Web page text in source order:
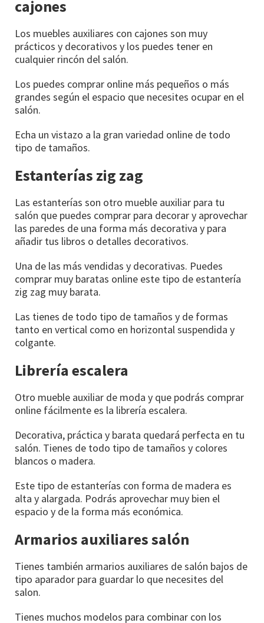
cajones
Los muebles auxiliares con cajones son muy
prácticos y decorativos y los puedes tener en
cualquier rincón del salón.
Los puedes comprar online más pequeños o más
grandes según el espacio que necesites ocupar en el
salón.
Echa un vistazo a la gran variedad online de todo
tipo de tamaños.
Estanterías zig zag
Las estanterías son otro mueble auxiliar para tu
salón que puedes comprar para decorar y aprovechar
las paredes de una forma más decorativa y para
añadir tus libros o detalles decorativos.
Una de las más vendidas y decorativas. Puedes
comprar muy baratas online este tipo de estantería
zig zag muy barata.
Las tienes de todo tipo de tamaños y de formas
tanto en vertical como en horizontal suspendida y
colgante.
Librería escalera
Otro mueble auxiliar de moda y que podrás comprar
online fácilmente es la librería escalera.
Decorativa, práctica y barata quedará perfecta en tu
salón. Tienes de todo tipo de tamaños y colores
blancos o madera.
Este tipo de estanterías con forma de madera es
alta y alargada. Podrás aprovechar muy bien el
espacio y de la forma más económica.
Armarios auxiliares salón
Tienes también armarios auxiliares de salón bajos de
tipo aparador para guardar lo que necesites del
salon.
Tienes muchos modelos para combinar con los